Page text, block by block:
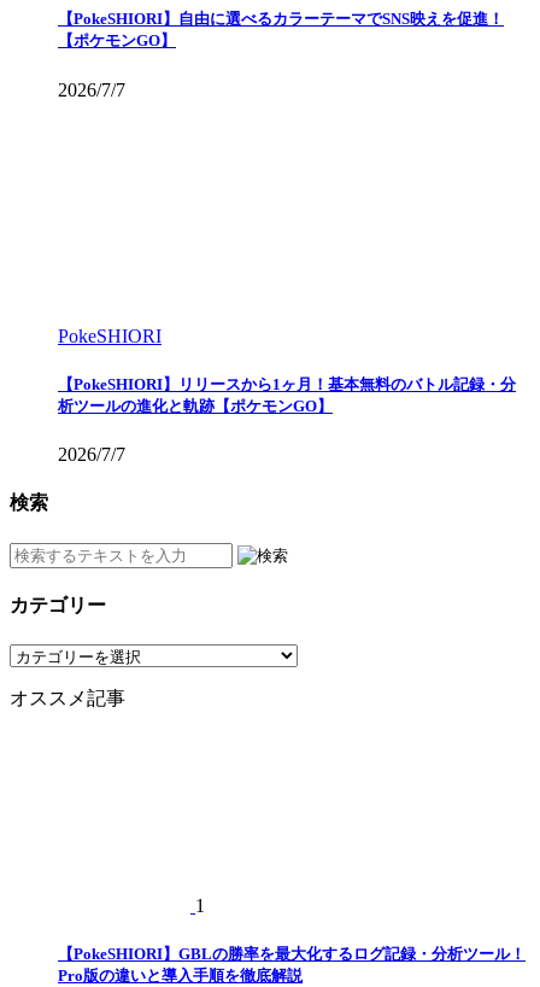
【PokeSHIORI】自由に選べるカラーテーマでSNS映えを促進！
【ポケモンGO】
2026/7/7
PokeSHIORI
【PokeSHIORI】リリースから1ヶ月！基本無料のバトル記録・分
析ツールの進化と軌跡【ポケモンGO】
2026/7/7
検索
カテゴリー
カ
ゴ
オススメ記事
1
【PokeSHIORI】GBLの勝率を最大化するログ記録・分析ツール！
Pro版の違いと導入手順を徹底解説